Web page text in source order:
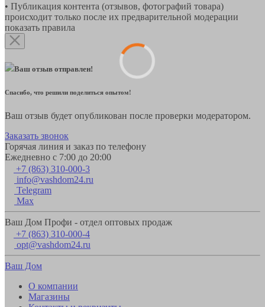
• Публикация контента (отзывов, фотографий товара)
происходит только после их предварительной модерации
показать правила
Ваш отзыв отправлен!
Спасибо, что решили поделиться опытом!
Ваш отзыв будет опубликован после проверки модератором.
Заказать звонок
Горячая линия и заказ по телефону
Ежедневно с 7:00 до 20:00
+7 (863) 310-000-3
info@vashdom24.ru
Telegram
Max
Ваш Дом Профи - отдел оптовых продаж
+7 (863) 310-000-4
opt@vashdom24.ru
Ваш Дом
О компании
Магазины